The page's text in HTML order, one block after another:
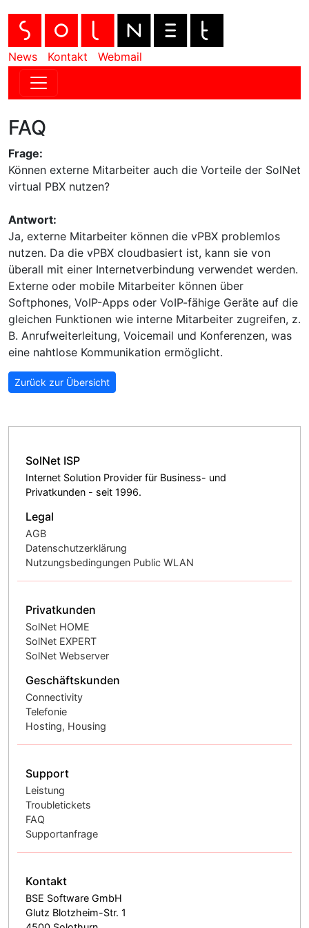
News Kontakt Webmail
FAQ
Frage:
Können externe Mitarbeiter auch die Vorteile der SolNet
virtual PBX nutzen?
Antwort:
Ja, externe Mitarbeiter können die vPBX problemlos
nutzen. Da die vPBX cloudbasiert ist, kann sie von
überall mit einer Internetverbindung verwendet werden.
Externe oder mobile Mitarbeiter können über
Softphones, VoIP-Apps oder VoIP-fähige Geräte auf die
gleichen Funktionen wie interne Mitarbeiter zugreifen, z.
B. Anrufweiterleitung, Voicemail und Konferenzen, was
eine nahtlose Kommunikation ermöglicht.
Zurück zur Übersicht
SolNet ISP
Internet Solution Provider für Business- und
Privatkunden - seit 1996.
Legal
AGB
Datenschutzerklärung
Nutzungsbedingungen Public WLAN
Privatkunden
SolNet HOME
SolNet EXPERT
SolNet Webserver
Geschäftskunden
Connectivity
Telefonie
Hosting, Housing
Support
Leistung
Troubletickets
FAQ
Supportanfrage
Kontakt
BSE Software GmbH
Glutz Blotzheim-Str. 1